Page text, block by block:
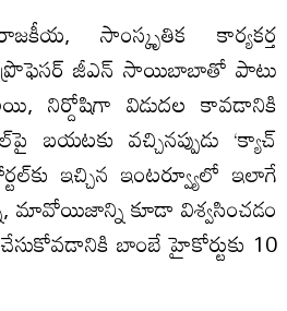
సాంస్కృతిక కార్యకర్త
జీఎన్‌ సాయిబాబాతో పాటు
నిర్దోషిగా విడుదల కావడానికి
బయటకు వచ్చినప్పుడు ‘క్యాచ్‌
ఇచ్చిన ఇంటర్వ్యూలో ఇలాగే
మావోయిజాన్ని కూడా విశ్వసించడం
బాంబే హైకోర్టుకు 10